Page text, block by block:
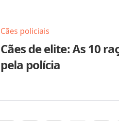
Cães policiais
Cães de elite: As 10
pela polícia